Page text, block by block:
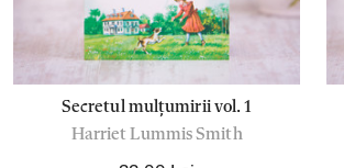
Secretul mulțumirii vol. 1
Harriet Lummis Smith